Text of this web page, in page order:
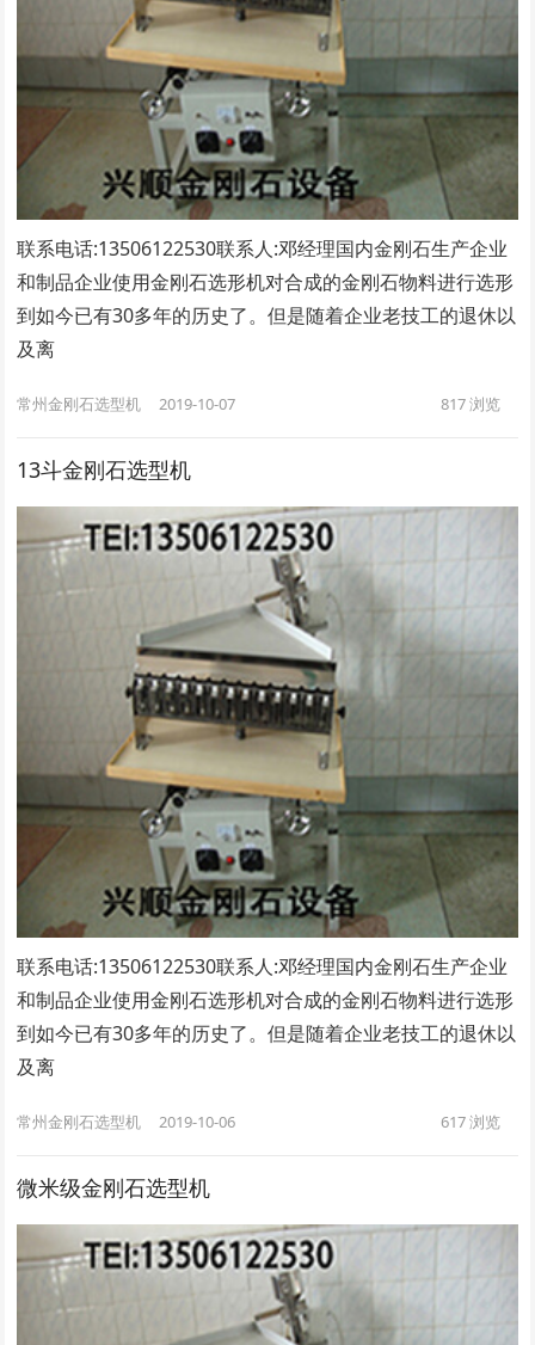
联系电话:13506122530联系人:邓经理​国内金刚石生产企业
和制品企业使用金刚石选形机对合成的金刚石物料进行选形
到如今已有30多年的历史了。但是随着企业老技工的退休以
及离
常州金刚石选型机 2019-10-07 817浏览
13斗金刚石选型机
联系电话:13506122530联系人:邓经理​国内金刚石生产企业
和制品企业使用金刚石选形机对合成的金刚石物料进行选形
到如今已有30多年的历史了。但是随着企业老技工的退休以
及离
常州金刚石选型机 2019-10-06 617浏览
微米级金刚石选型机